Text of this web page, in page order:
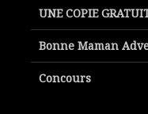
UNE COPIE
Bonne Maman
Concours